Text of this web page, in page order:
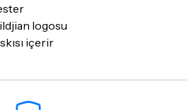
ürünün ticari vasfını yitirmemiş
aksesuar ve tüm ürün içeriğinin
Satın almış olduğunuz ürünü
Destek
önce ilgili ürünün
logosu
içerir